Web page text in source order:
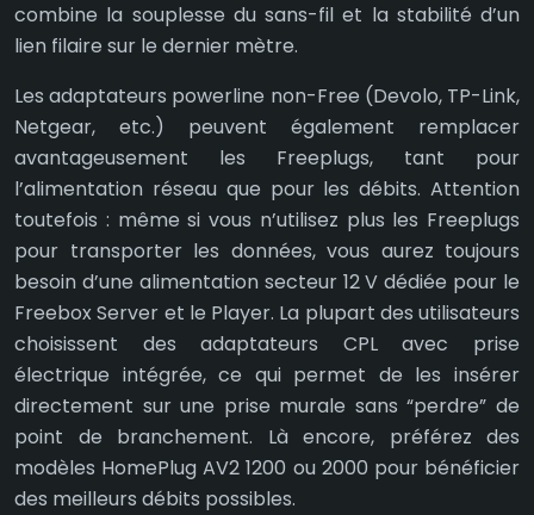
combine la souplesse du sans-fil et la stabilité d’un
lien filaire sur le dernier mètre.
Les adaptateurs powerline non-Free (Devolo, TP-Link,
Netgear, etc.) peuvent également remplacer
avantageusement les Freeplugs, tant pour
l’alimentation réseau que pour les débits. Attention
toutefois : même si vous n’utilisez plus les Freeplugs
pour transporter les données, vous aurez toujours
besoin d’une alimentation secteur 12 V dédiée pour le
Freebox Server et le Player. La plupart des utilisateurs
choisissent des adaptateurs CPL avec prise
électrique intégrée, ce qui permet de les insérer
directement sur une prise murale sans “perdre” de
point de branchement. Là encore, préférez des
modèles HomePlug AV2 1200 ou 2000 pour bénéficier
des meilleurs débits possibles.